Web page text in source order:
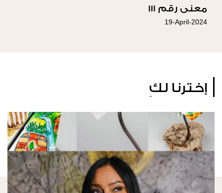
معنى رقم 111
19-April-2024
إخترنا لكِ